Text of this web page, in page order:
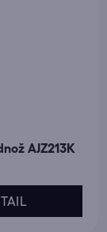
AJZ213K